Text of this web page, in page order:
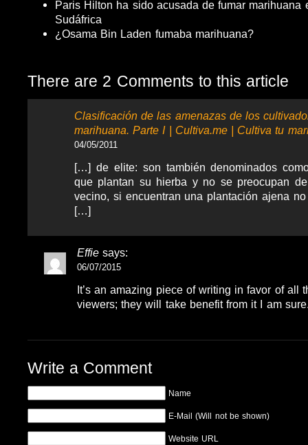
Paris Hilton ha sido acusada de fumar marihuana
Sudáfrica
¿Osama Bin Laden fumaba marihuana?
There are 2 Comments to this article
Clasificación de las amenazas de los
marihuana. Parte I | Cultiva.me | Cultiva tu
04/05/2011
[…] de elite: son también denominados
que plantan su hierba y no se preocupan
vecino, si encuentran una plantación ajena
[…]
Effie says:
06/07/2015
It’s an amazing piece of writing in favor of all
viewers; they will take benefit from it I am
Write a Comment
Name
E-Mail (Will not be shown)
Website URL